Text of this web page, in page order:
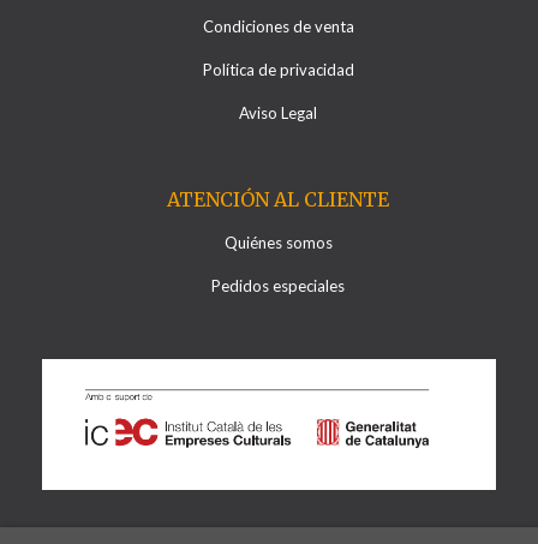
Condiciones de venta
Política de privacidad
Aviso Legal
ATENCIÓN AL CLIENTE
Quiénes somos
Pedidos especiales